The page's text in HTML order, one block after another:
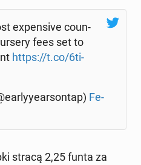
expen­si­ve co­un­
fees set to
https://t.co/6ti­
Fe­
stracą 2,25 funta za